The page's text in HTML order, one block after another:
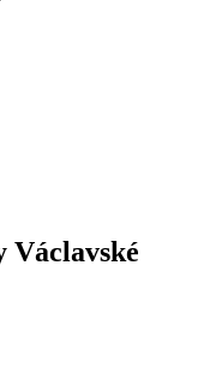
Václavské